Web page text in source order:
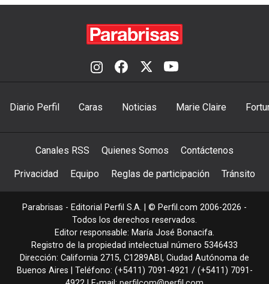
Diario Perfil Caras Noticias Marie Claire
Canales RSS Quienes Somos Contáctenos
Privacidad Equipo Reglas de participación Tránsito
Parabrisas - Editorial Perfil S.A. | © Perfil.com 2006-2026 -
Todos los derechos reservados.
Editor responsable: María José Bonacifa.
Registro de la propiedad intelectual número 5346433
Dirección: California 2715, C1289ABI , Ciudad Autónoma de
Buenos Aires | Teléfono: (+5411) 7091-4921 / (+5411) 7091-